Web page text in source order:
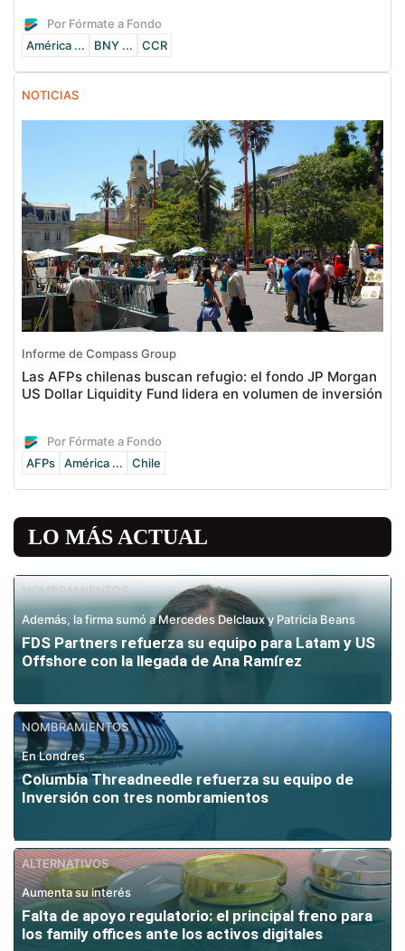
Por Fórmate a Fondo
América ...
BNY ... CCR
NOTICIAS
Informe de Compass Group
Las AFPs chilenas buscan refugio: el fondo JP Morgan
US Dollar Liquidity Fund lidera en volumen de inversión
Por Fórmate a Fondo
AFPs
América ... Chile
LO MÁS ACTUAL
NOMBRAMIENTOS
Además, la firma sumó a Mercedes Delclaux y Patricia Beans
FDS Partners refuerza su equipo para Latam y US
Offshore con la llegada de Ana Ramírez
NOMBRAMIENTOS
En Londres
Columbia Threadneedle refuerza su equipo de
Inversión con tres nombramientos
ALTERNATIVOS
Aumenta su interés
Falta de apoyo regulatorio: el principal freno para
los family offices ante los activos digitales